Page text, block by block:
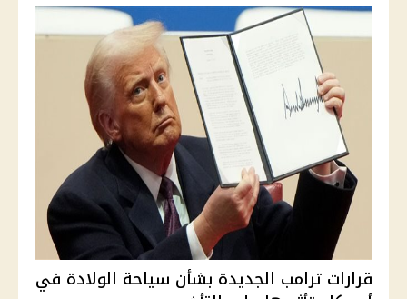
قرارات ترامب الجديدة بشأن سياحة الولادة في